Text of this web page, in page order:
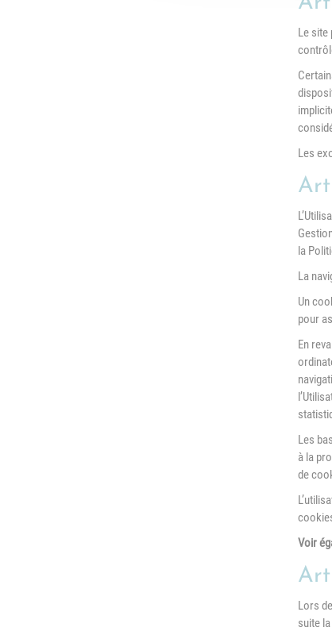
Le site
Les
la
La
Un
pour
En
Les
à la
de
Voir
Lors
suite